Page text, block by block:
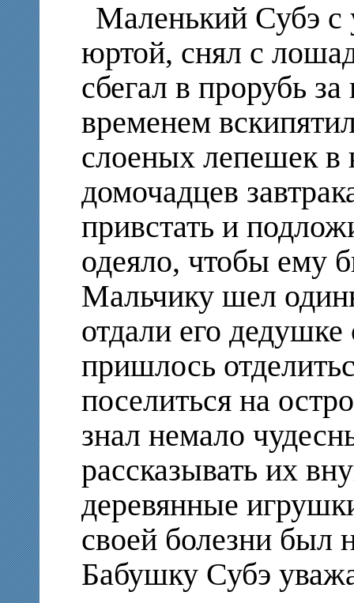
Маленький Субэ с
юртой, снял с
сбегал в прорубь
временем
слоеных лепешек в
домочадцев
привстать и
одеяло, чтобы ему
Мальчику шел
отдали его
пришлось
поселиться на
знал немало
рассказывать их
деревянные
своей болезни был
Бабушку Субэ